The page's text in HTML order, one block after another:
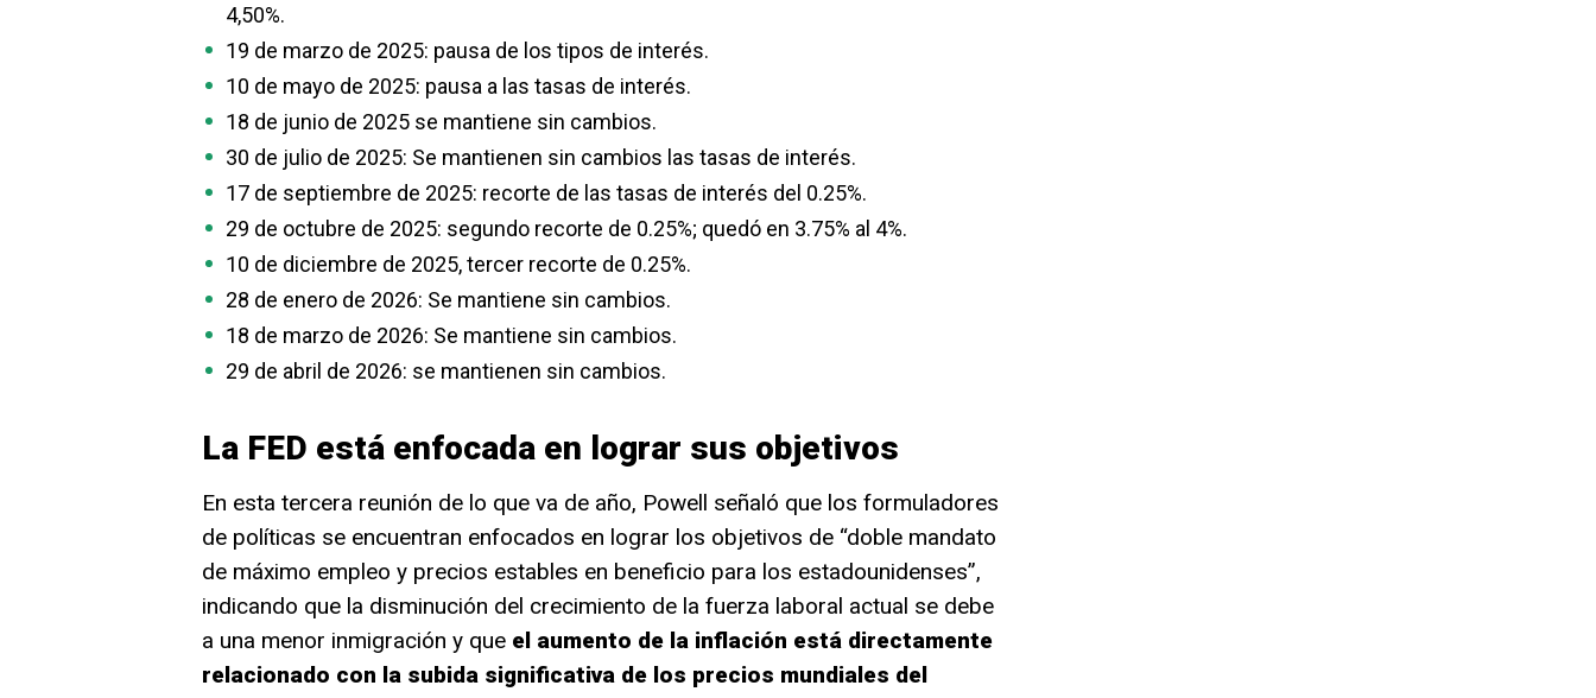
4,50%.
19 de marzo de 2025: pausa de los tipos de interés.
10 de mayo de 2025: pausa a las tasas de interés.
18 de junio de 2025 se mantiene sin cambios.
30 de julio de 2025: Se mantienen sin cambios las tasas de interés.
17 de septiembre de 2025: recorte de las tasas de interés del 0.25%.
29 de octubre de 2025: segundo recorte de 0.25%; quedó en 3.75% al 4%.
10 de diciembre de 2025, tercer recorte de 0.25%.
28 de enero de 2026: Se mantiene sin cambios.
18 de marzo de 2026: Se mantiene sin cambios.
29 de abril de 2026: se mantienen sin cambios.
La FED está enfocada en lograr sus objetivos
En esta tercera reunión de lo que va de año, Powell señaló que los formuladores
de políticas se encuentran enfocados en lograr los objetivos de “doble mandato
de máximo empleo y precios estables en beneficio para los estadounidenses”,
indicando que la disminución del crecimiento de la fuerza laboral actual se debe
a una menor inmigración y que el aumento de la inflación está directamente
relacionado con la subida significativa de los precios mundiales del